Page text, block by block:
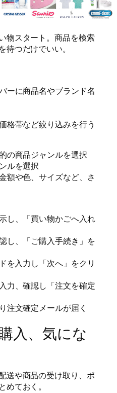
物スタート。商品を検索
待つだけでいい。
ーに商品名やブランド名
格帯など絞り込みを行う
の商品ジャンルを選択
ルを選択
額や色、サイズなど、さ
し、「買い物かごへ入れ
し、「ご購入手続き」を
を入力し「次へ」をクリ
力、確認し「注文を確定
注文確定メールが届く
入、気にな
送や商品の受け取り、ポ
めておく。